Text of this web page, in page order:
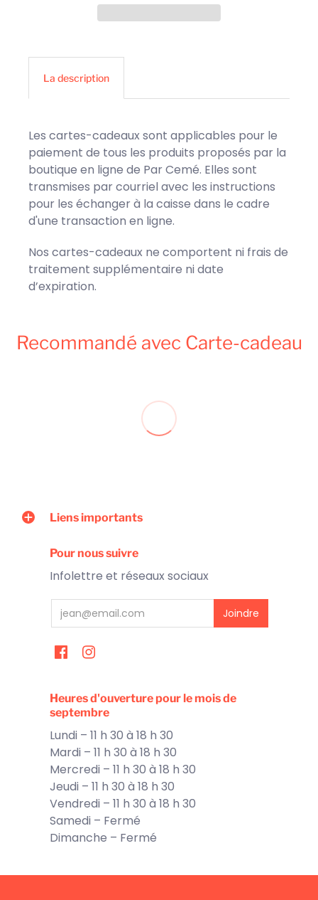
La description
Les cartes-cadeaux sont applicables pour le
paiement de tous les produits proposés par la
boutique en ligne de Par Cemé. Elles sont
transmises par courriel avec les instructions
pour les échanger à la caisse dans le cadre
d'une transaction en ligne.
Nos cartes-cadeaux ne comportent ni frais de
traitement supplémentaire ni date
d’expiration.
Recommandé avec Carte-cadeau
Liens importants
Pour nous suivre
Infolettre et réseaux sociaux
Heures d'ouverture pour le mois de
septembre
Lundi – 11 h 30 à 18 h 30
Mardi – 11 h 30 à 18 h 30
Mercredi – 11 h 30 à 18 h 30
Jeudi – 11 h 30 à 18 h 30
Vendredi – 11 h 30 à 18 h 30
Samedi – Fermé
Dimanche – Fermé